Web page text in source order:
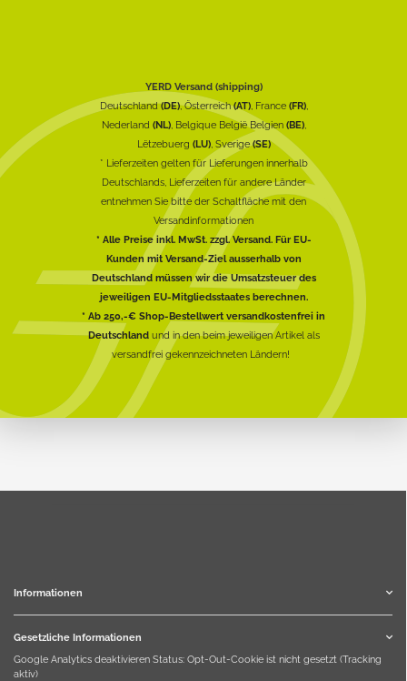
YERD Versand (shipping)
Deutschland(DE), Österreich(AT), France (FR),
Nederland (NL), Belgique België Belgien (BE),
Lëtzebuerg (LU), Sverige(SE)
* Lieferzeiten gelten für Lieferungen innerhalb
Deutschlands, Lieferzeiten für andere Länder
entnehmen Sie bitte der Schaltfläche mit den
Versandinformationen
* Alle Preise inkl. MwSt. zzgl. Versand. Für EU-
Kunden mit Versand-Ziel ausserhalb von
Deutschland müssen wir die Umsatzsteuer des
jeweiligen EU-Mitgliedsstaates berechnen.
* Ab 250,-€ Shop-Bestellwert versandkostenfrei in
Deutschlandund in den beim jeweiligen Artikel als
versandfrei gekennzeichneten Ländern!
Informationen
Gesetzliche Informationen
Google Analytics deaktivieren Status: Opt-Out-Cookie ist nicht gesetzt (Tracking
aktiv)